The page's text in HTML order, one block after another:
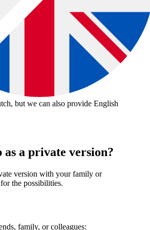
bon|English voucher
but we can also provide English
as a private version?
version with your family or
the possibilities.
family, or colleagues: